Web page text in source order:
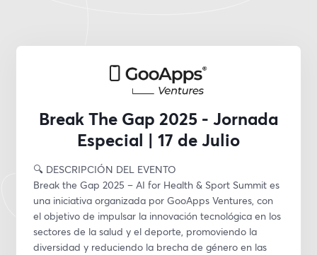
Break The Gap 2025 - Jornada
Especial | 17 de Julio
🔍 DESCRIPCIÓN DEL EVENTO
Break the Gap 2025 – AI for Health & Sport Summit es
una iniciativa organizada por GooApps Ventures, con
el objetivo de impulsar la innovación tecnológica en los
sectores de la salud y el deporte, promoviendo la
diversidad y reduciendo la brecha de género en las